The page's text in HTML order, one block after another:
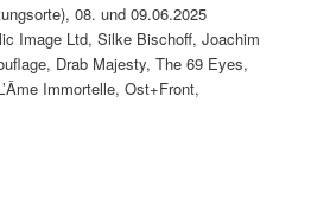
08. und 09.06.2025
Image Ltd, Silke Bischoff, Joachim
Drab Majesty, The 69 Eyes,
Immortelle, Ost+Front,